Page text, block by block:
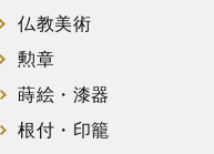
仏教美術
勲章
蒔絵・漆器
根付・印籠